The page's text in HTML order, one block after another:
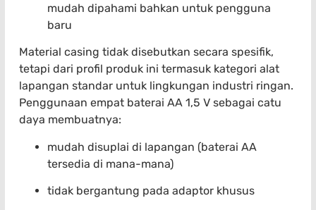
mudah dipahami bahkan untuk pengguna
baru
Material casing tidak disebutkan secara spesifik,
tetapi dari profil produk ini termasuk kategori alat
lapangan standar untuk lingkungan industri ringan.
Penggunaan empat baterai AA 1,5 V sebagai catu
daya membuatnya:
mudah disuplai di lapangan (baterai AA
tersedia di mana-mana)
tidak bergantung pada adaptor khusus